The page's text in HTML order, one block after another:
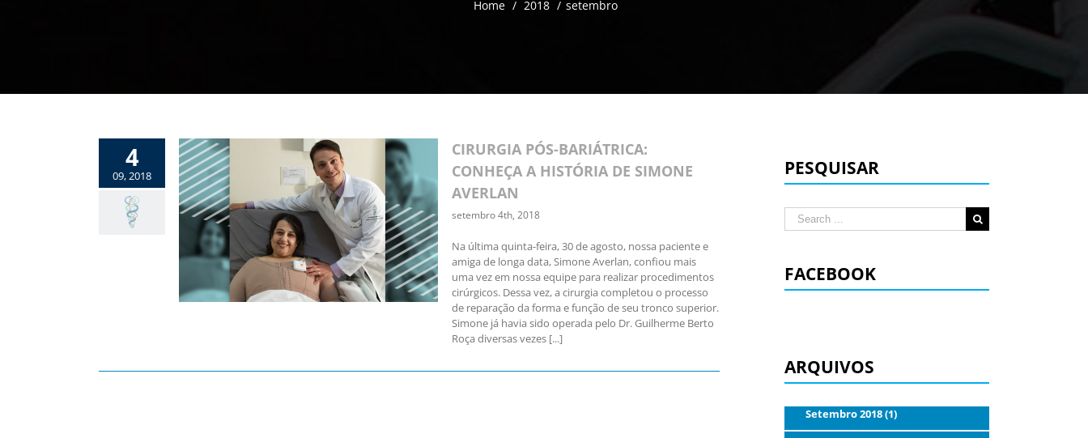
Home / 2018 / setembro
4
09, 2018
bariátrica: Conheça a história
CIRURGIA PÓS-BARIÁTRICA:
CONHEÇA A HISTÓRIA DE SIMONE
AVERLAN
setembro 4th, 2018
Na última quinta-feira, 30 de agosto, nossa paciente e
amiga de longa data, Simone Averlan, confiou mais
uma vez em nossa equipe para realizar procedimentos
cirúrgicos. Dessa vez, a cirurgia completou o processo
de reparação da forma e função de seu tronco superior.
Simone já havia sido operada pelo Dr. Guilherme Berto
Roça diversas vezes [...]
PESQUISAR
Search
for:
FACEBOOK
ARQUIVOS
Setembro 2018 (1)